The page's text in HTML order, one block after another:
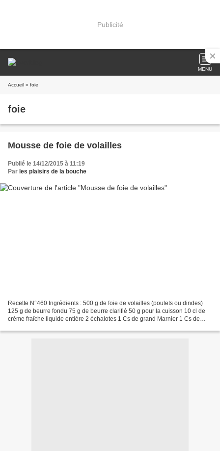
Publicité
MENU
Accueil » foie
foie
Mousse de foie de volailles
Publié le 14/12/2015 à 11:19
Par les plaisirs de la bouche
Recette N°460 Ingrédients : 500 g de foie de volailles (poulets ou dindes)
125 g de beurre fondu 75 g de beurre clarifié 50 g pour la cuisson 10 cl de
crème fraîche liquide entière 2 échalotes 1 Cs de grand Marnier 1 Cs de